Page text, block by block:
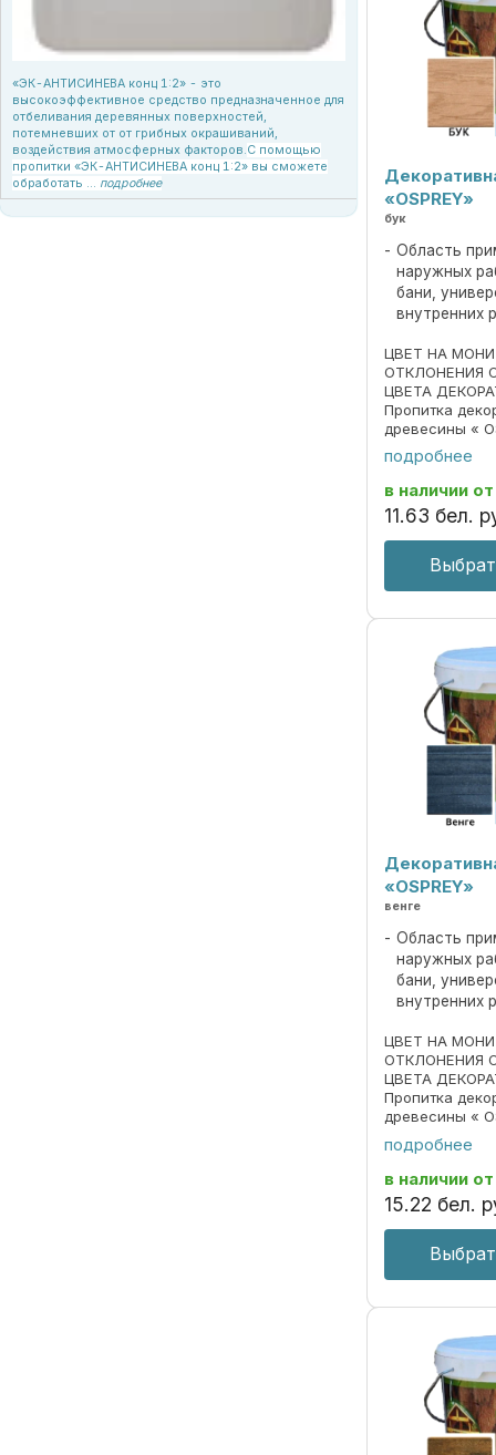
«ЭК-АНТИСИНЕВА конц 1:2» - это
высокоэффективное средство предназначенное для
отбеливания деревянных поверхностей,
потемневших от от грибных окрашиваний,
воздействия атмосферных факторов.С помощью
пропитки «ЭК-АНТИСИНЕВА конц 1:2» вы сможете
обработать ... подробнее
«OSPREY»
бук
Область
наружных
бани,
внутренних
ЦВЕТ НА
ОТКЛОНЕНИЯ
ЦВЕТА
Пропитка
древесины «
Пропитка
декоративной
подробнее
в наличии от
11.63 бел.
«OSPREY»
венге
Область
наружных
бани,
внутренних
ЦВЕТ НА
ОТКЛОНЕНИЯ
ЦВЕТА
Пропитка
древесины «
Пропитка
декоративной
подробнее
в наличии от
15.22 бел.